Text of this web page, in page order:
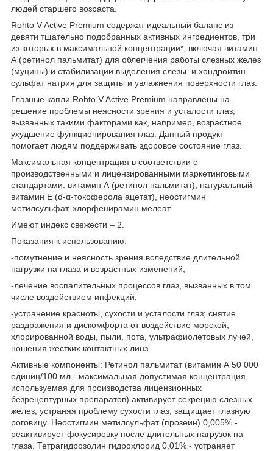
людей старшего возраста.
Rohto V Active Premium содержат идеальный баланс из
девяти тщательно подобранных активных ингредиентов, три
из которых в максимальной концентрации*, включая витамин
А (ретинол пальмитат) для облегчения работы слезных желез
(муцины) и стабилизации выделения слезы, и хондроитин
сульфат натрия для защиты и увлажнения поверхности глаз.
Глазные капли Rohto V Active Premium направлены на
решение проблемы неясности зрения и усталости глаз,
вызванных такими факторами как, например, возрастное
ухудшение функционирования глаз. Данный продукт
помогает людям поддерживать здоровое состояние глаз.
Максимальная концентрация в соответствии с
производственными и лицензированными маркетинговыми
стандартами: витамин А (ретинол пальмитат), натуральный
витамин Е (d-α-токоферола ацетат), неостигмин
метилсульфат, хлорфенирамин мелеат.
Имеют индекс свежести – 2.
Показания к использованию:
-помутнение и неясность зрения вследствие длительной
нагрузки на глаза и возрастных изменений;
-лечение воспалительных процессов глаз, вызванных в том
числе воздействием инфекций;
-устранение красноты, сухости и усталости глаз; снятие
раздражения и дискомфорта от воздействие морской,
хлорированной воды, пыли, пота, ультрафиолетовых лучей,
ношения жестких контактных линз.
Активные компоненты: Ретинол пальмитат (витамин А 50 000
единиц/100 мл - максимальная допустимая концентрация,
используемая для производства лицензионных
безрецептурных препаратов) активирует секрецию слезных
желез, устраняя проблему сухости глаз, защищает глазную
роговицу. Неостигмин метилсульфат (прозеин) 0,005% -
реактивирует фокусировку после длительных нагрузок на
глаза. Тетрагидрозолин гидрохлорид 0,01% - устраняет